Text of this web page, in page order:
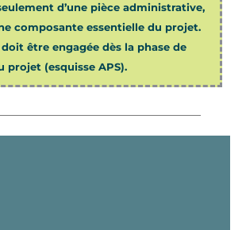
d’une pièce administrative,
composante essentielle du projet.
être engagée dès la phase de
projet (esquisse APS).